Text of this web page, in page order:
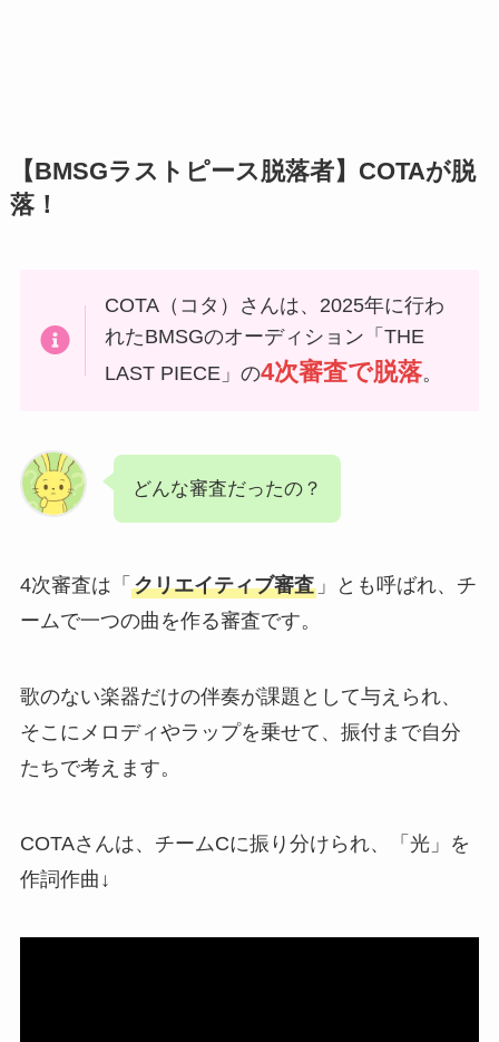
【BMSGラストピース脱落者】COTAが脱
落！
COTA（コタ）さんは、2025年に行わ
れたBMSGのオーディション「THE
LAST PIECE」の4次審査で脱落。
どんな審査だったの？
4次審査は「 クリエイティブ審査」とも呼ばれ、チ
ームで一つの曲を作る審査です。
歌のない楽器だけの伴奏が課題として与えられ、
そこにメロディやラップを乗せて、振付まで自分
たちで考えます。
COTAさんは、チームCに振り分けられ、「光」を
作詞作曲↓